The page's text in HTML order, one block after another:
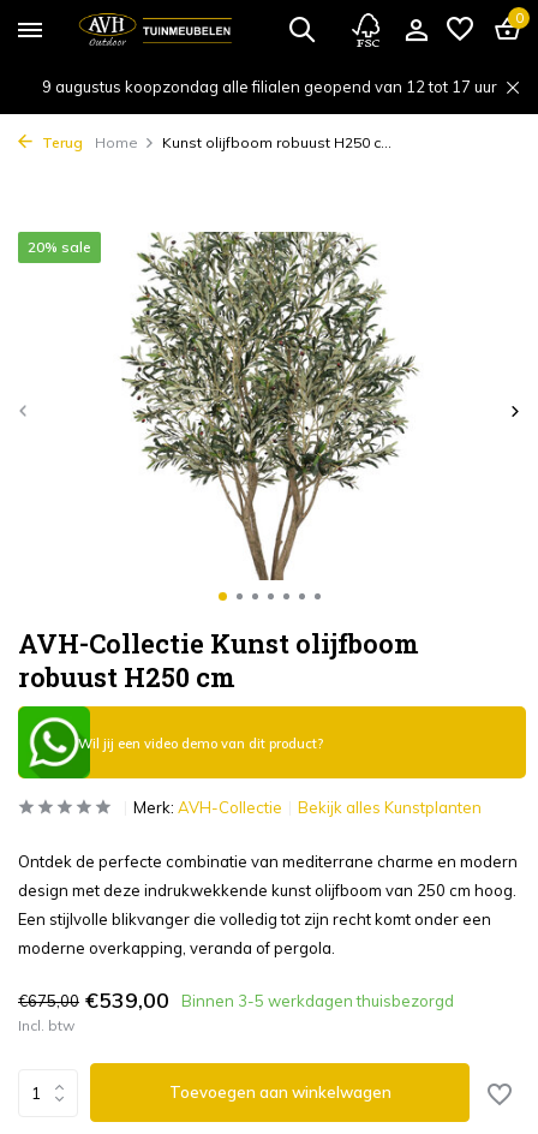
0
9 augustus koopzondag alle filialen geopend van 12 tot 17 uur
Terug Home Kunst olijfboom robuust H250 c...
AVH-Collectie Kunst olijfboom
robuust H250 cm
20% sale
Wil jij een video demo van dit product?
Merk: AVH-Collectie Bekijk alles Kunstplanten
Ontdek de perfecte combinatie van mediterrane charme en modern
design met deze indrukwekkende kunst olijfboom van 250 cm hoog.
Een stijlvolle blikvanger die volledig tot zijn recht komt onder een
moderne overkapping, veranda of pergola.
€675,00 €539,00 Binnen 3-5 werkdagen thuisbezorgd
Incl. btw
Toevoegen aan winkelwagen